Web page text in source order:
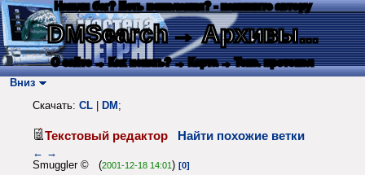
Нашли баг? Есть пожелания? - напишите автору
DMSearch→ Архивы...
О сайте → Как искать? → Карта → Текс. протокол
Вниз
Скачать: CL DM ;
Текстовый редактор Найти похожие ветки
← →
Smuggler © (2001-12-18 14:01) [0]